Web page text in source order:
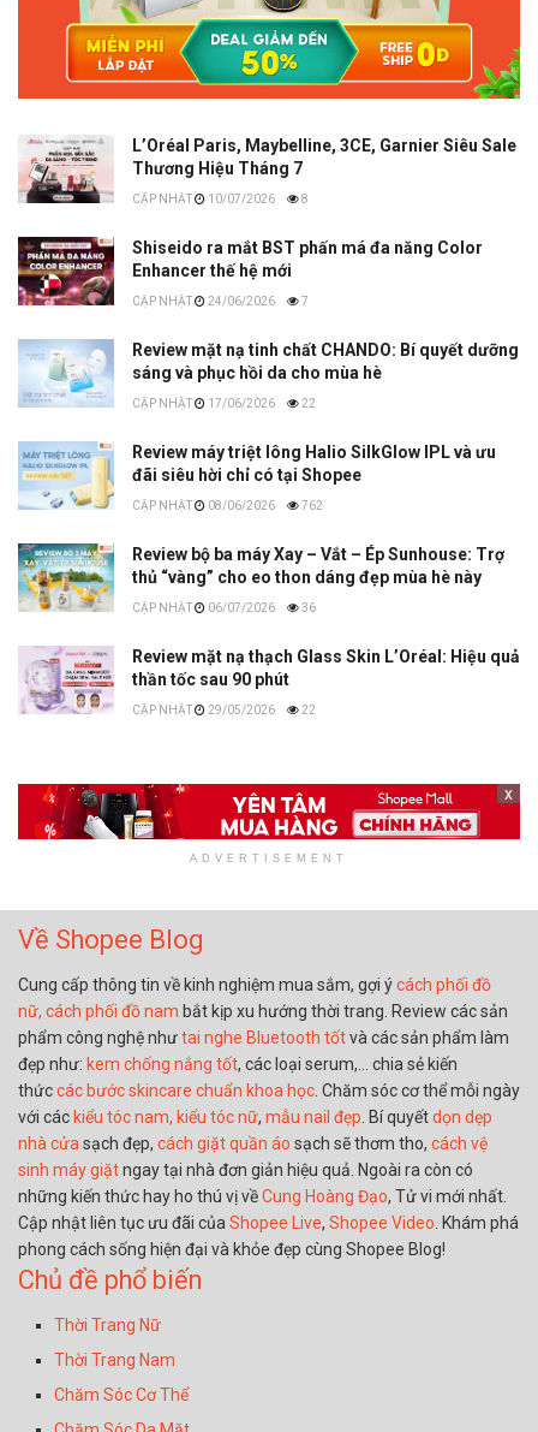
L’Oréal Paris, Maybelline, 3CE, Garnier Siêu Sale
Thương Hiệu Tháng 7
10/07/2026 8
Shiseido ra mắt BST phấn má đa năng Color
Enhancer thế hệ mới
24/06/2026 7
Review mặt nạ tinh chất CHANDO: Bí quyết dưỡng
sáng và phục hồi da cho mùa hè
17/06/2026 22
Review máy triệt lông Halio SilkGlow IPL và ưu
đãi siêu hời chỉ có tại Shopee
08/06/2026 762
Review bộ ba máy Xay – Vắt – Ép Sunhouse: Trợ
thủ “vàng” cho eo thon dáng đẹp mùa hè này
06/07/2026 36
Review mặt nạ thạch Glass Skin L’Oréal: Hiệu quả
thần tốc sau 90 phút
29/05/2026 22
x
ADVERTISEMENT
Về Shopee Blog
Cung cấp thông tin về kinh nghiệm mua sắm, gợi ýcách phối đồ
nữ, cách phối đồ nam bắt kịp xu hướng thời trang. Review các sản
phẩm công nghệ nhưtai nghe Bluetooth tốtvà các sản phẩm làm
đẹp như: kem chống nắng tốt, các loại serum,… chia sẻ kiến
thứccác bước skincare chuẩn khoa học . Chăm sóc cơ thể mỗi ngày
với các kiểu tóc nam, kiểu tóc nữ, mẫu nail đẹp . Bí quyếtdọn dẹp
nhà cửa sạch đẹp, cách giặt quần áo sạch sẽ thơm tho, cách vệ
sinh máy giặtngay tại nhà đơn giản hiệu quả. Ngoài ra còn có
những kiến thức hay ho thú vị vềCung Hoàng Đạo, Tử vi mới nhất.
Cập nhật liên tục ưu đãi của Shopee Live, Shopee Video . Khám phá
phong cách sống hiện đại và khỏe đẹp cùng Shopee Blog!
Chủ đề phổ biến
Thời Trang Nữ
Thời Trang Nam
Chăm Sóc Cơ Thể